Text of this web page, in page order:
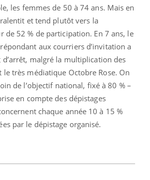
les femmes de 50 à 74 ans. Mais en
et tend plutôt vers la
de 52 % de participation. En 7 ans, le
aux courriers d’invitation a
malgré la multiplication des
le très médiatique Octobre Rose. On
de l’objectif national, fixé à 80 % –
en compte des dépistages
chaque année 10 à 15 %
par le dépistage organisé.